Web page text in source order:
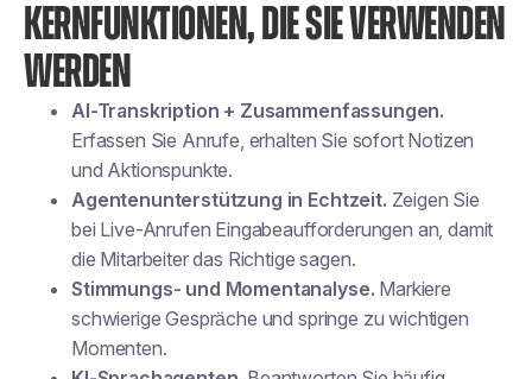
KERNFUNKTIONEN, DIE SIE VERWENDEN
WERDEN
AI-Transkription + Zusammenfassungen.
Erfassen Sie Anrufe, erhalten Sie sofort Notizen
und Aktionspunkte.
Agentenunterstützung in Echtzeit. Zeigen Sie
bei Live-Anrufen Eingabeaufforderungen an, damit
die Mitarbeiter das Richtige sagen.
Stimmungs- und Momentanalyse. Markiere
schwierige Gespräche und springe zu wichtigen
Momenten.